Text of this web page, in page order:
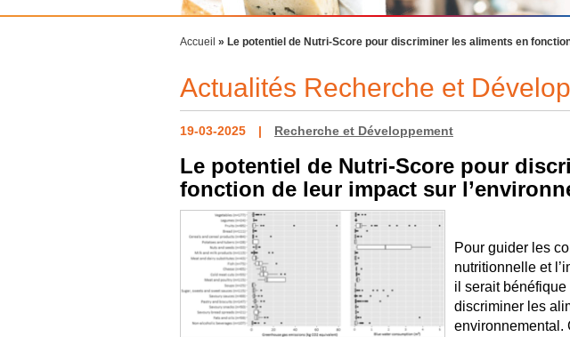
Accueil » Le potentiel de Nutri-Score pour discriminer les aliments en
Actualités Recherche et
19-03-2025 Recherche et Développement
Le potentiel de Nutri-Score pour
fonction de leur impact sur
Pour guider les
nutritionnelle et
il serait
discriminer les
environnemental.